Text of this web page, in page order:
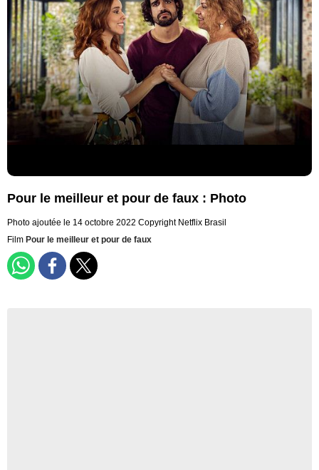
Pour le meilleur et pour de faux : Photo
Photo ajoutée le 14 octobre 2022 Copyright Netflix Brasil
Film Pour le meilleur et pour de faux